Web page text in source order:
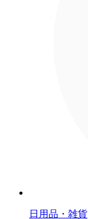
日用品・雑貨